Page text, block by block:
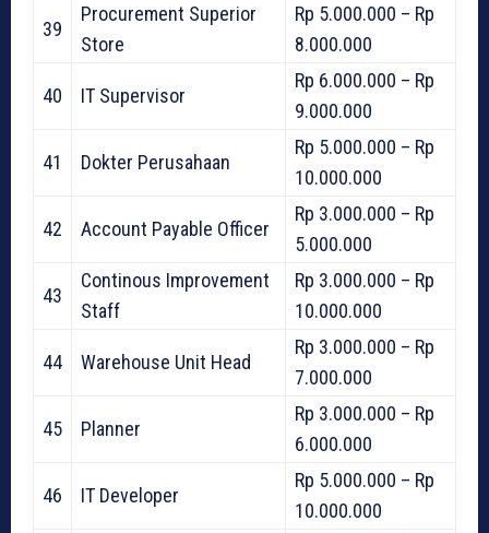
39
Procurement Superior
Store
Rp 5.000.000 – Rp
8.000.000
40 IT Supervisor
Rp 6.000.000 – Rp
9.000.000
41 Dokter Perusahaan
Rp 5.000.000 – Rp
10.000.000
42 Account Payable Officer
Rp 3.000.000 – Rp
5.000.000
43
Continous Improvement
Staff
Rp 3.000.000 – Rp
10.000.000
44 Warehouse Unit Head
Rp 3.000.000 – Rp
7.000.000
45 Planner
Rp 3.000.000 – Rp
6.000.000
46 IT Developer
Rp 5.000.000 – Rp
10.000.000